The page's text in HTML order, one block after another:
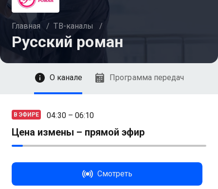
Главная / ТВ-каналы /
Русский роман
Смотреть
О канале Программа передач
В ЭФИРЕ 04:30 – 06:10
Цена измены – прямой эфир
Смотреть